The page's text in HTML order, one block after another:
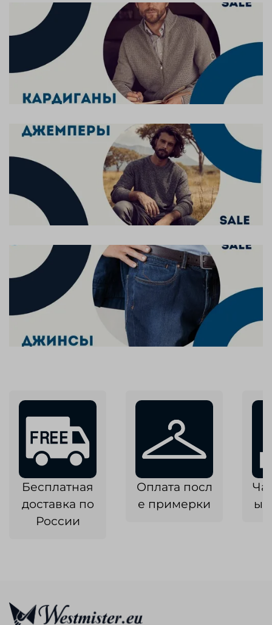
Бесплатная
доставка по
России
Оплата посл
е примерки